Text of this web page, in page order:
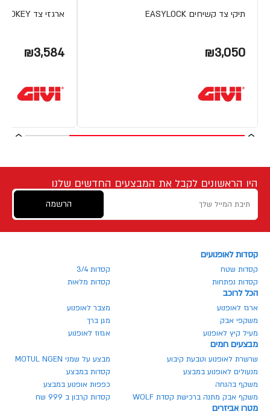
תיקי צד קשיחים EASYLOCK
₪3,050
ארגזי צד TREKKER ALASKA MONOKEY מבית Givi
₪3,584
היו הראשונים לקבל את המבצעים החדשים שלנו
הרשמה
קסדות לאופנועים
קסדות שטח
קסדות 3/4
קסדות נפתחות
קסדות מלאות
הכל לרוכב
ארגז לאופנוע
מצבר לאופנוע
משקפי אבק
מגן ברך
מעיל קיץ לאופנוע
אגזוז לאופנוע
מבצעים חמים
שרשרת לאופנוע וטבעת קיבוע
מבצע על שמני MOTUL NGEN
מנעולים לאופנוע במבצע
קסדות במבצע
משקף בהנחה
כפפות אופנוע במבצע
משקף אבק מתנה ברכישת קסדת WOLF
קסדות קרבון ב 999 שח
מטרו אביזרים